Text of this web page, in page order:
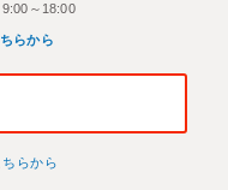
～18:00
らから
らから